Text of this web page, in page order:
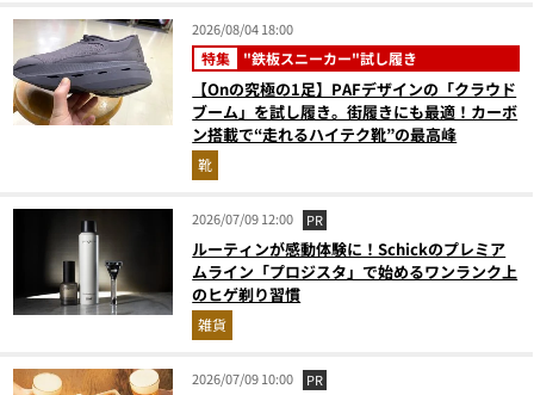
2026/08/04 18:00
特集 "鉄板スニーカー"試し履き
【Onの究極の1足】PAFデザインの「クラウド
ブーム」を試し履き。街履きにも最適！カーボ
ン搭載で“走れるハイテク靴”の最高峰
靴
2026/07/09 12:00 PR
ルーティンが感動体験に！Schickのプレミア
ムライン「プロジスタ」で始めるワンランク上
のヒゲ剃り習慣
雑貨
2026/07/09 10:00 PR